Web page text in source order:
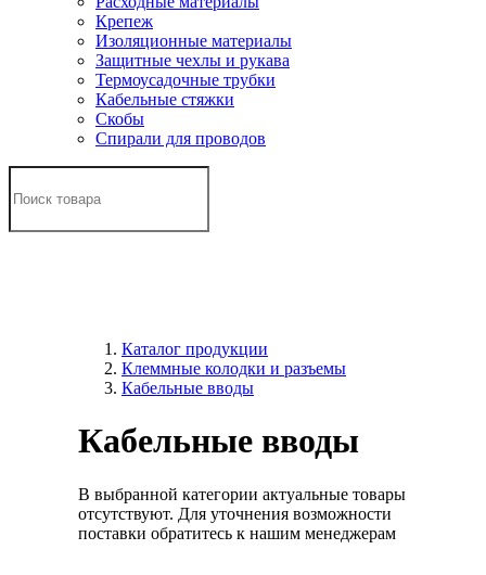
Крепеж
Изоляционные материалы
Защитные чехлы и рукава
Термоусадочные трубки
Кабельные стяжки
Скобы
Спирали для проводов
Каталог продукции
Клеммные колодки и разъемы
Кабельные вводы
Кабельные вводы
В выбранной категории актуальные товары
отсутствуют. Для уточнения возможности
поставки обратитесь к нашим менеджерам